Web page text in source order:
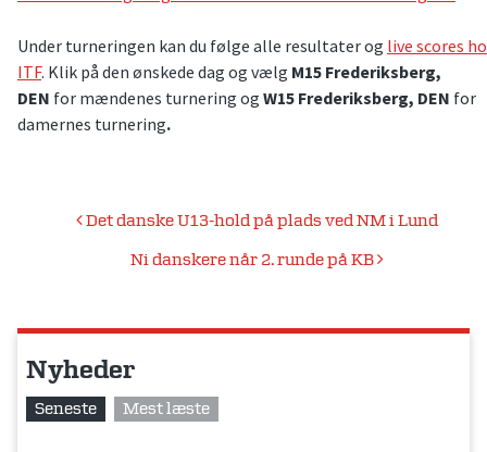
Under turneringen kan du følge alle resultater og live scores
ITF. Klik på den ønskede dag og vælg M15 Frederiksberg,
DEN for mændenes turnering og W15 Frederiksberg, DEN for
damernes turnering.
Indlægsnavigation
Det danske U13-hold på plads ved NM i Lund
Ni danskere når 2. runde på KB
Nyheder
Seneste Mest læste